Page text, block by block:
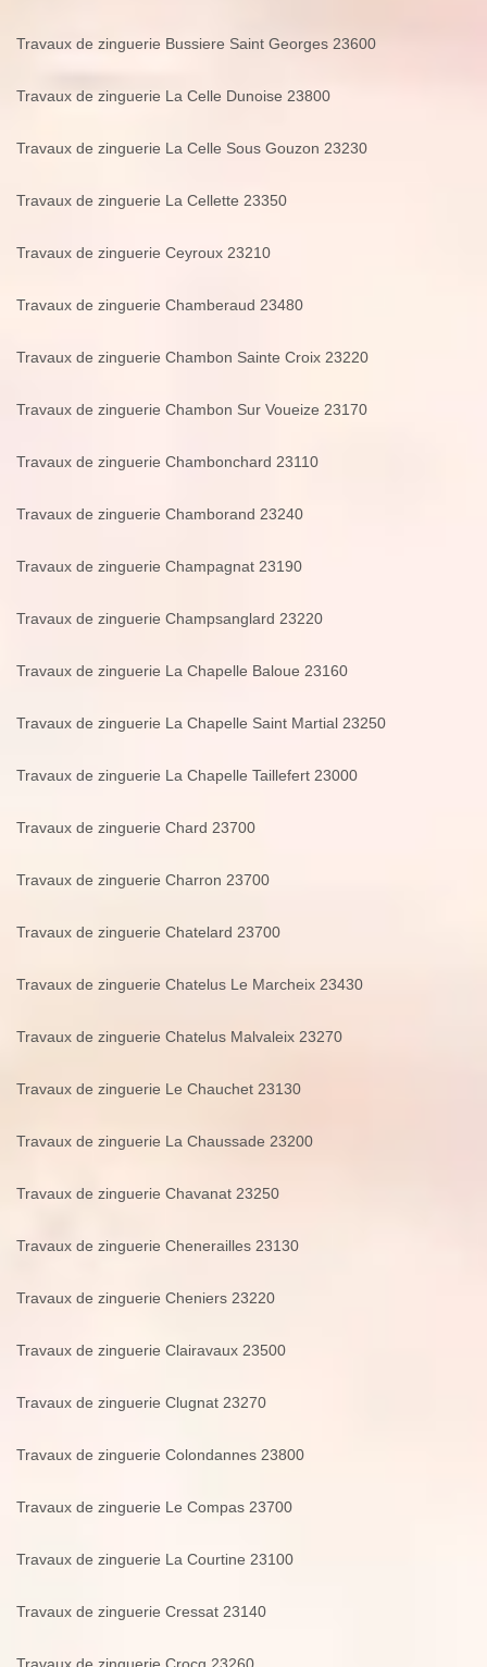
Travaux de zinguerie Bussiere Saint Georges 23600
Travaux de zinguerie La Celle Dunoise 23800
Travaux de zinguerie La Celle Sous Gouzon 23230
Travaux de zinguerie La Cellette 23350
Travaux de zinguerie Ceyroux 23210
Travaux de zinguerie Chamberaud 23480
Travaux de zinguerie Chambon Sainte Croix 23220
Travaux de zinguerie Chambon Sur Voueize 23170
Travaux de zinguerie Chambonchard 23110
Travaux de zinguerie Chamborand 23240
Travaux de zinguerie Champagnat 23190
Travaux de zinguerie Champsanglard 23220
Travaux de zinguerie La Chapelle Baloue 23160
Travaux de zinguerie La Chapelle Saint Martial 23250
Travaux de zinguerie La Chapelle Taillefert 23000
Travaux de zinguerie Chard 23700
Travaux de zinguerie Charron 23700
Travaux de zinguerie Chatelard 23700
Travaux de zinguerie Chatelus Le Marcheix 23430
Travaux de zinguerie Chatelus Malvaleix 23270
Travaux de zinguerie Le Chauchet 23130
Travaux de zinguerie La Chaussade 23200
Travaux de zinguerie Chavanat 23250
Travaux de zinguerie Chenerailles 23130
Travaux de zinguerie Cheniers 23220
Travaux de zinguerie Clairavaux 23500
Travaux de zinguerie Clugnat 23270
Travaux de zinguerie Colondannes 23800
Travaux de zinguerie Le Compas 23700
Travaux de zinguerie La Courtine 23100
Travaux de zinguerie Cressat 23140
Travaux de zinguerie Crocq 23260